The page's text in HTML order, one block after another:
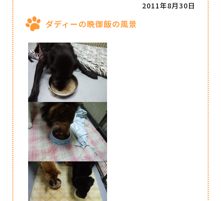
ダディーの晩御飯の風景
2011年8月30日